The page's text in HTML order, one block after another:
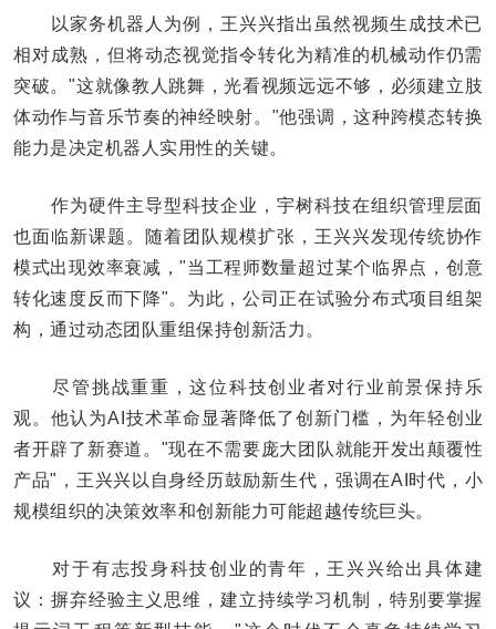
以家务机器人为例，王兴兴指出虽然视频生成技术已
相对成熟，但将动态视觉指令转化为精准的机械动作仍需
突破。"这就像教人跳舞，光看视频远远不够，必须建立肢
体动作与音乐节奏的神经映射。"他强调，这种跨模态转换
能力是决定机器人实用性的关键。
作为硬件主导型科技企业，宇树科技在组织管理层面
也面临新课题。随着团队规模扩张，王兴兴发现传统协作
模式出现效率衰减，"当工程师数量超过某个临界点，创意
转化速度反而下降"。为此，公司正在试验分布式项目组架
构，通过动态团队重组保持创新活力。
尽管挑战重重，这位科技创业者对行业前景保持乐
观。他认为AI技术革命显著降低了创新门槛，为年轻创业
者开辟了新赛道。"现在不需要庞大团队就能开发出颠覆性
产品"，王兴兴以自身经历鼓励新生代，强调在AI时代，小
规模组织的决策效率和创新能力可能超越传统巨头。
对于有志投身科技创业的青年，王兴兴给出具体建
议：摒弃经验主义思维，建立持续学习机制，特别要掌握